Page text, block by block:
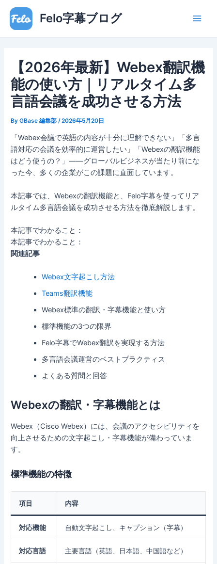
ス
Felo字幕ブログ
【2026年最新】Webex翻訳機
能の使い方｜リアルタイム多
言語会議を成功させる方法
ByGBase 編集部/2026年5月20日
「Webex会議で英語の内容が十分に理解できない」「多言
語対応の会議を効率的に運営したい」「Webexの翻訳機能
はどう使うの？」——グローバルビジネスが当たり前にな
った今、多くの企業がこの課題に直面しています。
本記事では、Webexの翻訳機能と、Felo字幕を使ってリア
ルタイム多言語会議を成功させる方法を徹底解説します。
本記事でわかること：
本記事でわかること：
関連記事
Webex文字起こし方法
Teams翻訳機能
Webex標準の翻訳・字幕機能と使い方
標準機能の3つの限界
Felo字幕でWebex翻訳を実現する方法
多言語会議運営のベストプラクティス
よくある質問と回答
Webexの翻訳・字幕機能とは
Webex（Cisco Webex）には、会議のアクセシビリティを
向上させるための文字起こし・字幕機能が備わっていま
す。
標準機能の特徴
項目 内容
対応機能 自動文字起こし、キャプション（字幕）
対応言語 主要言語（英語、日本語、中国語など）